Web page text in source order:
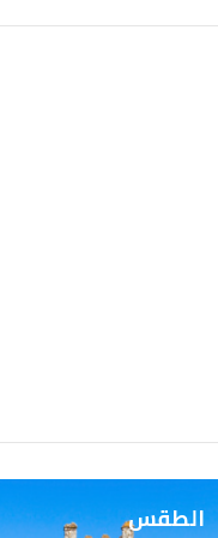
الطقس